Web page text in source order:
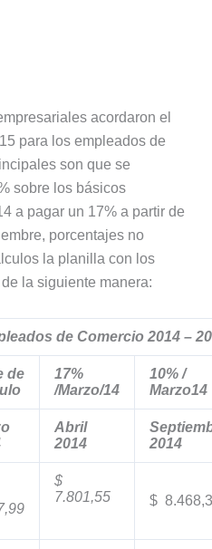
acordaron el
para los empleados de
son que se
sobre los básicos
a pagar un 17% a partir de
porcentajes no
la planilla con los
la siguiente manera:
de Comercio 2014 –
de
17%
/Marzo/14
10% /
Marzo14
Abril
2014
2014
$
7.801,55
$